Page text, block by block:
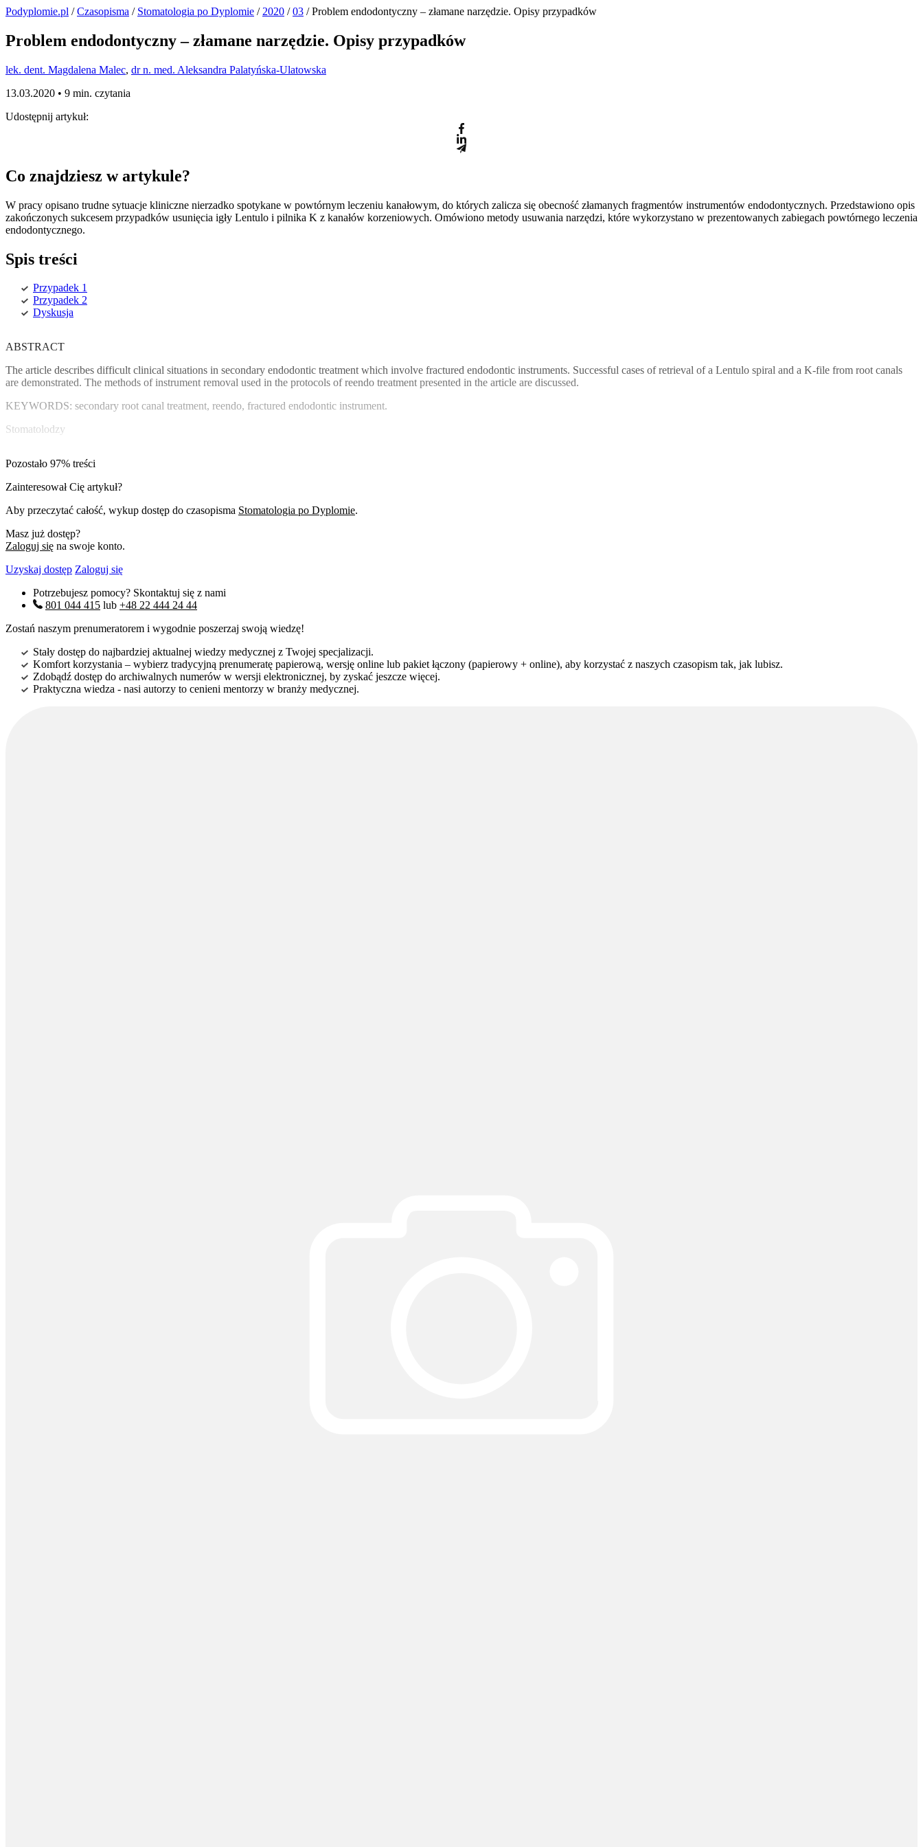
Podyplomie.pl /Czasopisma / Stomatologia po Dyplomie / 2020 /03 / Problem endodontyczny – złamane narzędzie. Opisy przypadków
Problem endodontyczny – złamane narzędzie. Opisy przypadków
lek. dent. Magdalena Malec, dr n. med. Aleksandra Palatyńska-Ulatowska
13.03.2020 • 9 min. czytania
Udostępnij artykuł:
Co znajdziesz w artykule?
W pracy opisano trudne sytuacje kliniczne nierzadko spotykane w powtórnym leczeniu kanałowym, do których zalicza się obecność złamanych fragmentów instrumentów endodontycznych. Przedstawiono opis
zakończonych sukcesem przypadków usunięcia igły Lentulo i pilnika K z kanałów korzeniowych. Omówiono metody usuwania narzędzi, które wykorzystano w prezentowanych zabiegach powtórnego leczenia
endodontycznego.
Spis treści
Przypadek 1
Przypadek 2
Dyskusja
ABSTRACT
The article describes difficult clinical situations in secondary endodontic treatment which involve fractured endodontic instruments. Successful cases of retrieval of a Lentulo spiral and a K-file from root canals
are demonstrated. The methods of instrument removal used in the protocols of reendo treatment presented in the article are discussed.
KEYWORDS: secondary root canal treatment, reendo, fractured endodontic instrument.
Stomatolodzy
Pozostało 97% treści
Zainteresował Cię artykuł?
Aby przeczytać całość, wykup dostęp do czasopisma Stomatologia po Dyplomie.
Masz już dostęp?
Zaloguj się na swoje konto.
Uzyskaj dostęp Zaloguj się
Potrzebujesz pomocy? Skontaktuj się z nami
801 044 415 lub +48 22 444 24 44
Zostań naszym prenumeratorem i wygodnie poszerzaj swoją wiedzę!
Stały dostęp do najbardziej aktualnej wiedzy medycznej z Twojej specjalizacji.
Komfort korzystania – wybierz tradycyjną prenumeratę papierową, wersję online lub pakiet łączony (papierowy + online), aby korzystać z naszych czasopism tak, jak lubisz.
Zdobądź dostęp do archiwalnych numerów w wersji elektronicznej, by zyskać jeszcze więcej.
Praktyczna wiedza - nasi autorzy to cenieni mentorzy w branży medycznej.